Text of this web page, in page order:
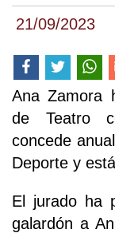
21/09/2023
Ana Zamora
de Teatro
concede
Deporte y
El jurado ha
galardón a